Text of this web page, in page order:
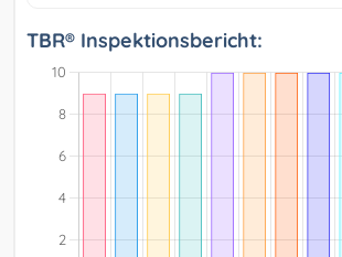
TBR® Inspektionsbericht: